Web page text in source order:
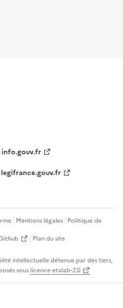
info.gouv.fr
legifrance.gouv.fr
Mentions légales Politique de
Plan du site
intellectuelle détenue par des tiers,
sous licence etalab-2.0